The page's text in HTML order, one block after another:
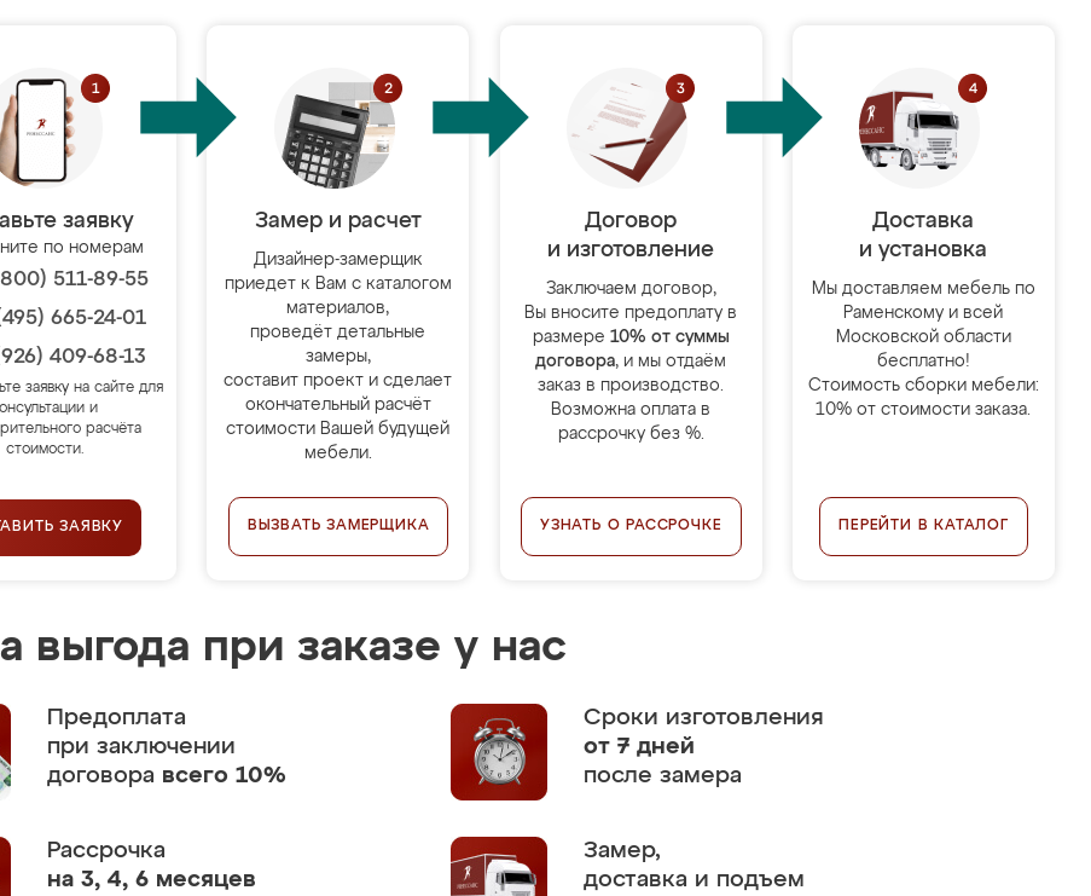
заявку
по номерам
511-89-55
665-24-01
409-68-13
заявку на сайте для
и
расчёта
стоимости.
ЗАЯВКУ
Замер и расчет
Дизайнер-замерщик
приедет к Вам с каталогом
материалов,
проведёт детальные
замеры,
составит проект и сделает
окончательный расчёт
стоимости Вашей будущей
мебели.
ВЫЗВАТЬ ЗАМЕРЩИКА
Договор
и изготовление
Заключаем договор,
Вы вносите предоплату в
размере 10% от суммы
договора, и мы отдаём
заказ в производство.
Возможна оплата в
рассрочку без %.
УЗНАТЬ О РАССРОЧКЕ
Доставка
и установка
Мы доставляем мебель по
Раменскому и всей
Московской области
бесплатно!
Стоимость сборки мебели:
10% от стоимости заказа.
ПЕРЕЙТИ В КАТАЛОГ
выгода при заказе у нас
Предоплата
при заключении
договора всего 10%
Сроки изготовления
от 7 дней
после замера
Рассрочка
на 3, 4, 6 месяцев
Замер,
доставка и подъем